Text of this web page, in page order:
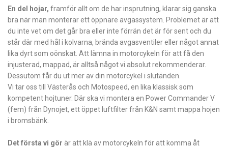
En del hojar, framför allt om de har insprutning, klarar sig ganska
bra när man monterar ett öppnare avgassystem. Problemet är att
du inte vet om det går bra eller inte förrän det är för sent och du
står där med hål i kolvarna, brända avgasventiler eller något annat
lika dyrt som oönskat. Att lämna in motorcykeln för att få den
injusterad, mappad, är alltså något vi absolut rekommenderar.
Dessutom får du ut mer av din motorcykel i slutänden.
Vi tar oss till Västerås och Motospeed, en lika klassisk som
kompetent hojtuner. Där ska vi montera en Power Commander V
(fem) från Dynojet, ett öppet luftfilter från K&N samt mappa hojen
i bromsbänk.
Det första vi gör är att klä av motorcykeln för att komma åt